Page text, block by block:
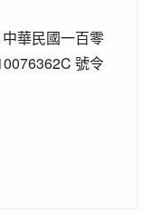
中華民國一百零
號令